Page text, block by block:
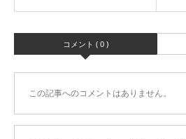
コメント ( 0 )
この記事へのコメントはありません。